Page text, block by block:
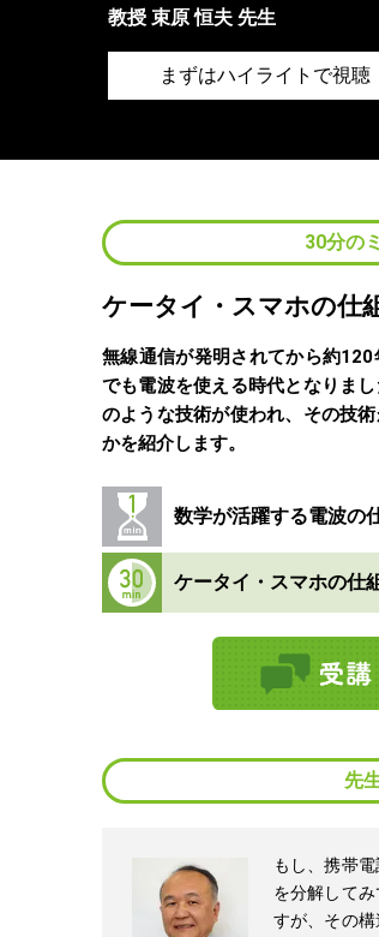
教授 束原 恒夫 先生
まずはハイライトで視聴
30分の
ケータイ・スマホの仕
無線通信が発明されてから約
でも電波を使える時代となりま
のような技術が使われ、その技
かを紹介します。
数学が活躍する電波の
ケータイ・スマホの仕
先
もし、携帯
を分解して
すが、その